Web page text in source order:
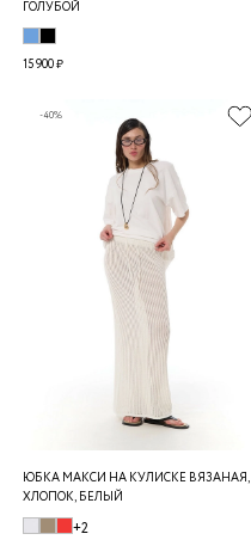
ГОЛУБОЙ
15 900 ₽
-40%
ЮБКА МАКСИ НА КУЛИСКЕ ВЯЗАНАЯ,
ХЛОПОК, БЕЛЫЙ
+2